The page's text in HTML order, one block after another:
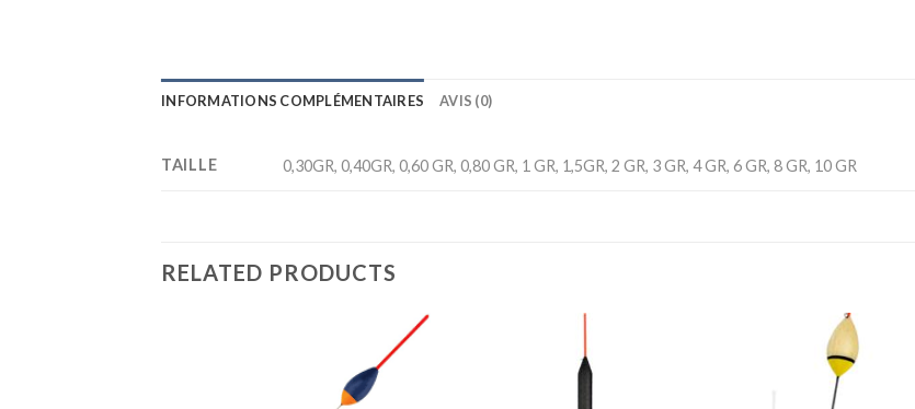
INFORMATIONS COMPLÉMENTAIRES AVIS (0)
TAILLE 0,30GR, 0,40GR, 0,60 GR, 0,80 GR, 1 GR, 1,5GR, 2 GR, 3 GR, 4 GR, 6 GR, 8 GR, 10 GR
RELATED PRODUCTS